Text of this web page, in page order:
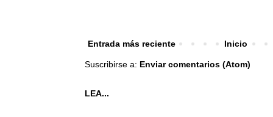
Entrada más reciente Inicio
Suscribirse a: Enviar comentarios (Atom)
LEA...